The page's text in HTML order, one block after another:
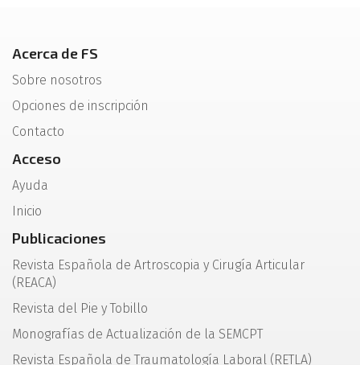
Acerca de FS
Sobre nosotros
Opciones de inscripción
Contacto
Acceso
Ayuda
Inicio
Publicaciones
Revista Española de Artroscopia y Cirugía Articular
(REACA)
Revista del Pie y Tobillo
Monografías de Actualización de la SEMCPT
Revista Española de Traumatología Laboral (RETLA)